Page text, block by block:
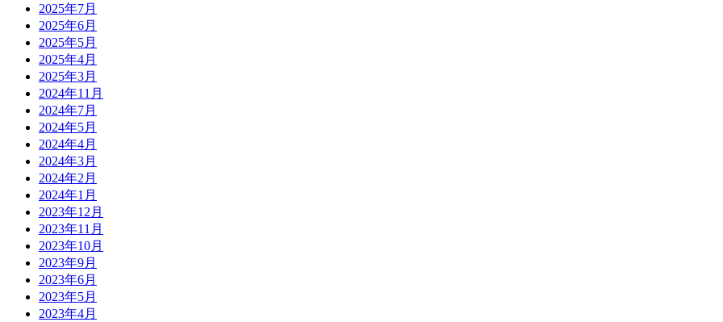
2025年7月
2025年6月
2025年5月
2025年4月
2025年3月
2024年11月
2024年7月
2024年5月
2024年4月
2024年3月
2024年2月
2024年1月
2023年12月
2023年11月
2023年10月
2023年9月
2023年6月
2023年5月
2023年4月